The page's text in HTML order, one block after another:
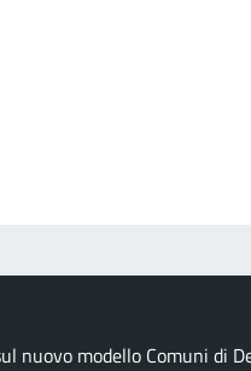
nuovo modello Comuni di